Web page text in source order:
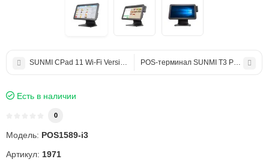
SUNMI CPad 11 Wi-Fi Version 4/64 - планшет Android для ПРРО и
POS-терминал SUNMI T3 PRO MAX
Есть в наличии
0
Модель: POS1589-i3
Артикул: 1971